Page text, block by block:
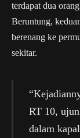
terdapat dua
Beruntung,
berenang ke
sekitar.
RT 10,
dalam